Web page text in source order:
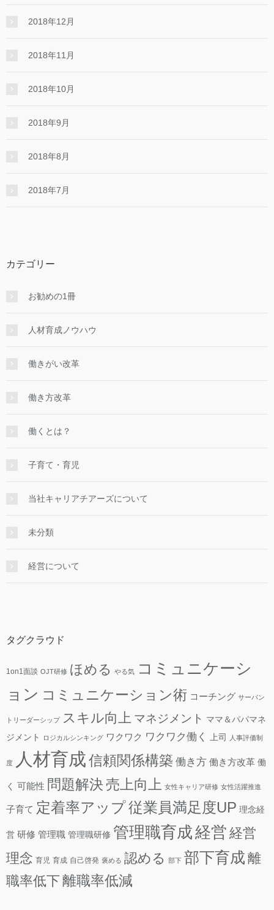
2018年12月
2018年11月
2018年10月
2018年9月
2018年8月
2018年7月
カテゴリー
お勧めの1冊
人材育成ノウハウ
働きがい改革
働き方改革
働くとは？
子育て・育児
当社キャリアチアーズについて
未分類
経営について
タグクラウド
1on1面談 OJT研修 ほめる やる気
コミュニケーシ
ョン コミュニケーション術 コーチング サーバン
トリーダーシップ スキル向上 マネジメント ママ＆パパマネ
ジメント
ロジカルシンキング ワクワク ワクワク働く 上司 人事評価制
度 人材育成信頼関係構築 働き方 働き方改革 働
く 可能性 問題解決売上向上 女性キャリア研修 女性活躍推進
子育て 定着率アップ従業員満足度UP 理念経
営 研修 管理職 管理職研修 管理職育成経営 経営
理念 育児 育成 自己啓発 褒める 認める 部下 部下育成 離
職率低下 離職率低減